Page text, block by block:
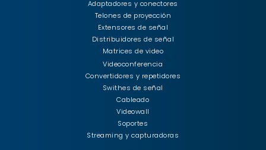
Adaptadores y conectores
Telones de proyección
Extensores de señal
Distribuidores de señal
Matrices de video
Videoconferencia
Convertidores y repetidores
Swithes de señal
Cableado
Videowall
Soportes
Streaming y capturadoras